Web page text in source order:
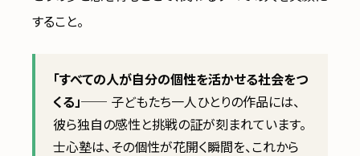
すること。
「すべての人が自分の個性を活かせる社会をつ
くる」── 子どもたち一人ひとりの作品には、
彼ら独自の感性と挑戦の証が刻まれています。
士心塾は、その個性が花開く瞬間を、これから